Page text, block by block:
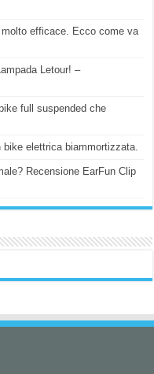
efficace. Ecco come va
Letour! –
full suspended che
elettrica biammortizzata.
Recensione EarFun Clip